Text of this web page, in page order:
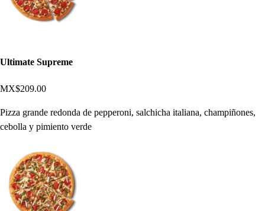
Ultimate Supreme
MX$209.00
Pizza grande redonda de pepperoni, salchicha italiana, champiñones,
cebolla y pimiento verde